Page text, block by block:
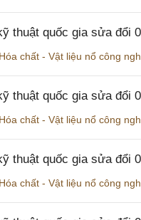
thuật quốc gia sửa đổi
Hóa chất - Vật liệu nổ công
thuật quốc gia sửa đổi
Hóa chất - Vật liệu nổ công
thuật quốc gia sửa đổi
Hóa chất - Vật liệu nổ công